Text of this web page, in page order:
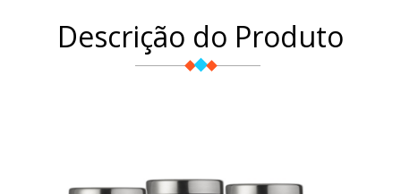
Descrição do Produto